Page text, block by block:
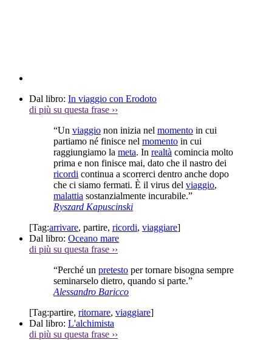
Dal libro: In viaggio con Erodoto
di più su questa frase ››
“Un viaggio non inizia nel momento in cui
partiamo né finisce nel momento in cui
raggiungiamo la meta. In realtà comincia molto
prima e non finisce mai, dato che il nastro dei
ricordi continua a scorrerci dentro anche dopo
che ci siamo fermati. È il virus del viaggio,
malattia sostanzialmente incurabile.”
Ryszard Kapuscinski
[Tag:arrivare, partire, ricordi, viaggiare]
Dal libro: Oceano mare
di più su questa frase ››
“Perché un pretesto per tornare bisogna sempre
seminarselo dietro, quando si parte.”
Alessandro Baricco
[Tag:partire, ritornare, viaggiare]
Dal libro: L'alchimista
di più su questa frase ››